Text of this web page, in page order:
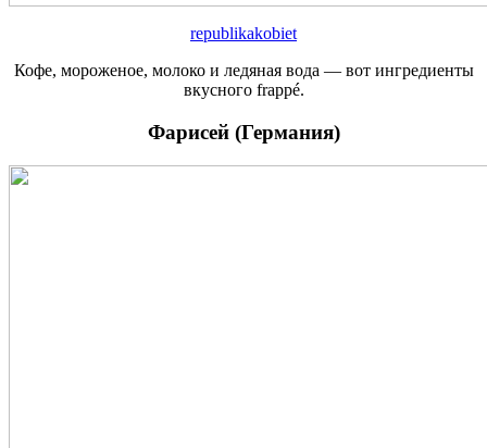
republikakobiet
Кофе, мороженое, молоко и ледяная вода — вот ингредиенты
вкусного frappé.
Фарисей (Германия)